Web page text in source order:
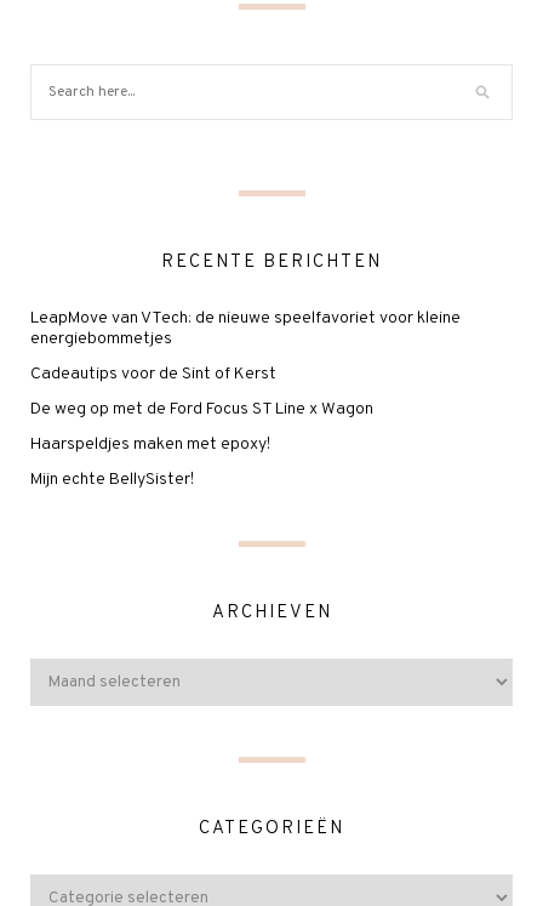
RECENTE BERICHTEN
LeapMove van VTech: de nieuwe speelfavoriet voor kleine
energiebommetjes
Cadeautips voor de Sint of Kerst
De weg op met de Ford Focus ST Line x Wagon
Haarspeldjes maken met epoxy!
Mijn echte BellySister!
ARCHIEVEN
CATEGORIEËN